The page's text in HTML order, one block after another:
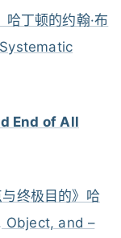
哈丁顿的约翰·布
End of All
终极目的》哈
Object, and –